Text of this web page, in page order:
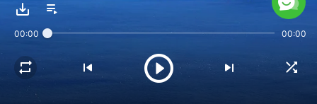
उसका स्वरूप और स्वभाव किसी सामान्य इंसान में नहीं होता है।
न ही उन्हें कोई दूषित इंसान धारण या हासिल कर सकता है।
उसकी सहनशीलता और धीरज, किसी सामान्य इंसान में नहीं होता है,
00:00 00:00